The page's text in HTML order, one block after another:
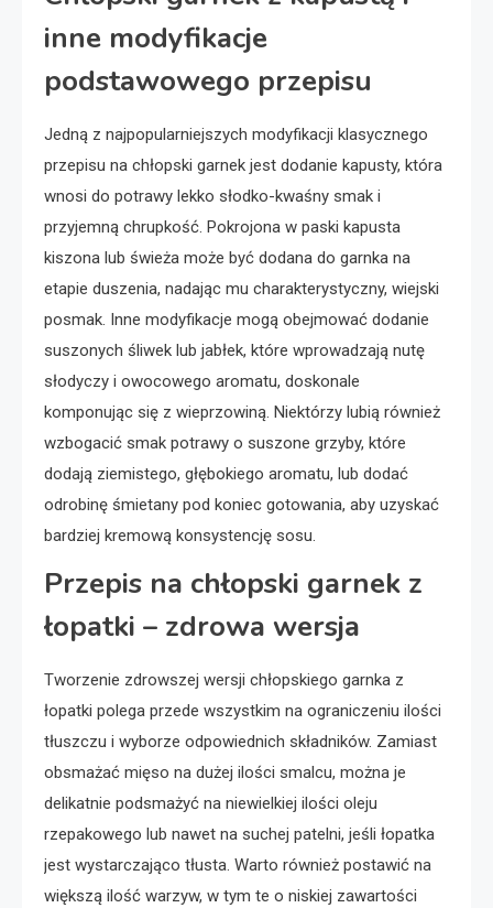
inne modyfikacje
podstawowego przepisu
Jedną z najpopularniejszych modyfikacji klasycznego
przepisu na chłopski garnek jest dodanie kapusty, która
wnosi do potrawy lekko słodko-kwaśny smak i
przyjemną chrupkość. Pokrojona w paski kapusta
kiszona lub świeża może być dodana do garnka na
etapie duszenia, nadając mu charakterystyczny, wiejski
posmak. Inne modyfikacje mogą obejmować dodanie
suszonych śliwek lub jabłek, które wprowadzają nutę
słodyczy i owocowego aromatu, doskonale
komponując się z wieprzowiną. Niektórzy lubią również
wzbogacić smak potrawy o suszone grzyby, które
dodają ziemistego, głębokiego aromatu, lub dodać
odrobinę śmietany pod koniec gotowania, aby uzyskać
bardziej kremową konsystencję sosu.
Przepis na chłopski garnek z
łopatki – zdrowa wersja
Tworzenie zdrowszej wersji chłopskiego garnka z
łopatki polega przede wszystkim na ograniczeniu ilości
tłuszczu i wyborze odpowiednich składników. Zamiast
obsmażać mięso na dużej ilości smalcu, można je
delikatnie podsmażyć na niewielkiej ilości oleju
rzepakowego lub nawet na suchej patelni, jeśli łopatka
jest wystarczająco tłusta. Warto również postawić na
większą ilość warzyw, w tym te o niskiej zawartości